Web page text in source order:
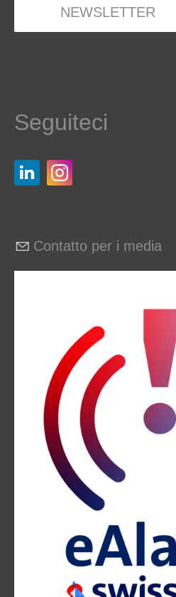
NEWSLETTER
Seguiteci
Contatto per i media